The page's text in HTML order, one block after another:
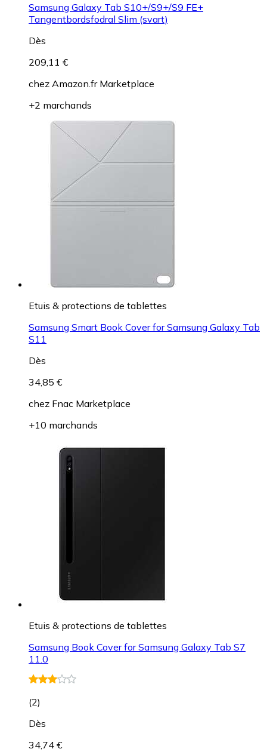
Samsung Galaxy Tab S10+/S9+/S9 FE+
Tangentbordsfodral Slim (svart)
Dès
209,11 €
chez Amazon.fr Marketplace
+2 marchands
Etuis & protections de tablettes
Samsung Smart Book Cover for Samsung Galaxy Tab
S11
Dès
34,85 €
chez Fnac Marketplace
+10 marchands
Etuis & protections de tablettes
Samsung Book Cover for Samsung Galaxy Tab S7
11.0
(2)
Dès
34,74 €